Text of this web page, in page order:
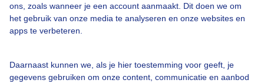
ons, zoals wanneer je een account aanmaakt. Dit doen we om
het gebruik van onze media te analyseren en onze websites en
apps te verbeteren.
Daarnaast kunnen we, als je hier toestemming voor geeft, je
gegevens gebruiken om onze content, communicatie en aanbod